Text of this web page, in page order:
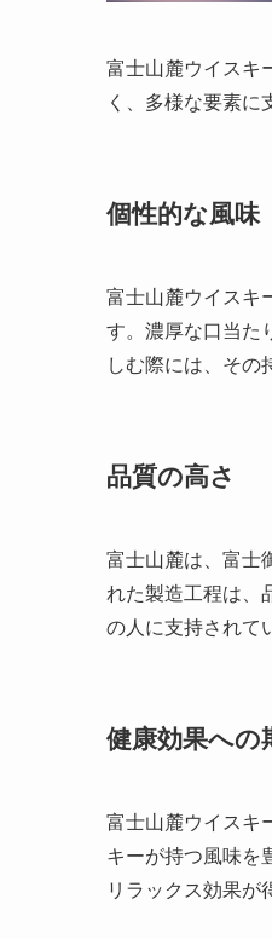
富士山麓ウイスキ
く、多様な要素に
個性的な風味
富士山麓ウイスキ
す。濃厚な口当た
しむ際には、その
品質の高さ
富士山麓は、富士
れた製造工程は、
の人に支持されて
健康効果への
富士山麓ウイスキ
キーが持つ風味を
リラックス効果が